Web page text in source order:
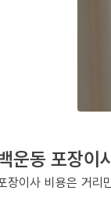
운동 포장이
장이사 비용은 거리